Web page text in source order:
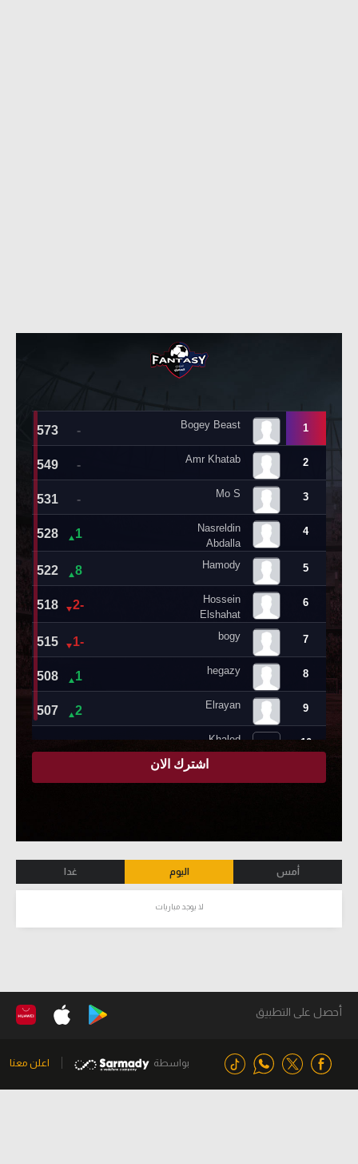
أمس اليوم غدا
لا يوجد مباريات
أحصل على التطبيق
بواسطة اعلن معنا